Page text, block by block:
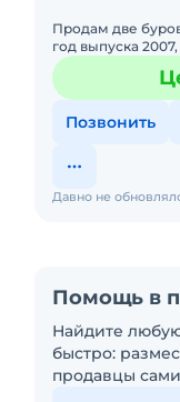
Продам две
год выпуска
подготовка, в
Позвонить
Давно не
Помощь в
Найдите
быстро:
продавцы